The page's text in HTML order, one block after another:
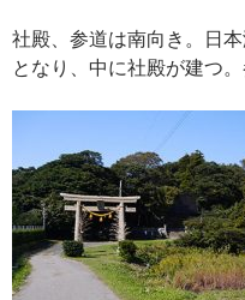
社殿、参道は南向き。日
となり、中に社殿が建つ